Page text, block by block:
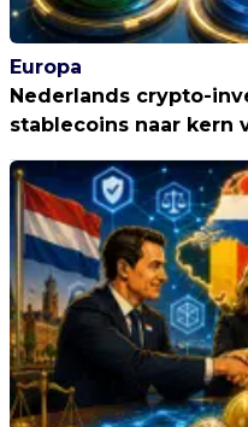
Europa
Nederlands crypto-
stablecoins naar kern